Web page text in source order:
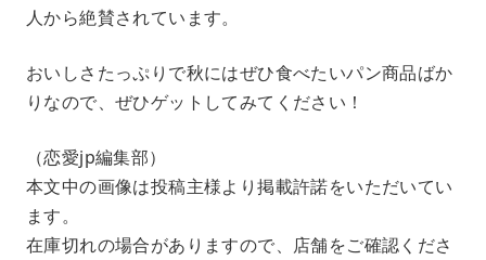
人から絶賛されています。
おいしさたっぷりで秋にはぜひ食べたいパン商品ばか
りなので、ぜひゲットしてみてください！
（恋愛jp編集部）
本文中の画像は投稿主様より掲載許諾をいただいてい
ます。
在庫切れの場合がありますので、店舗をご確認くださ